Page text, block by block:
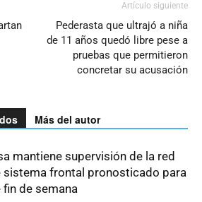
Artículo siguiente
Pederasta que ultrajó a niña
de 11 años quedó libre pese a
pruebas que permitieron
concretar su acusación
Más del autor
mantiene supervisión de la red
sistema frontal pronosticado para
fin de semana